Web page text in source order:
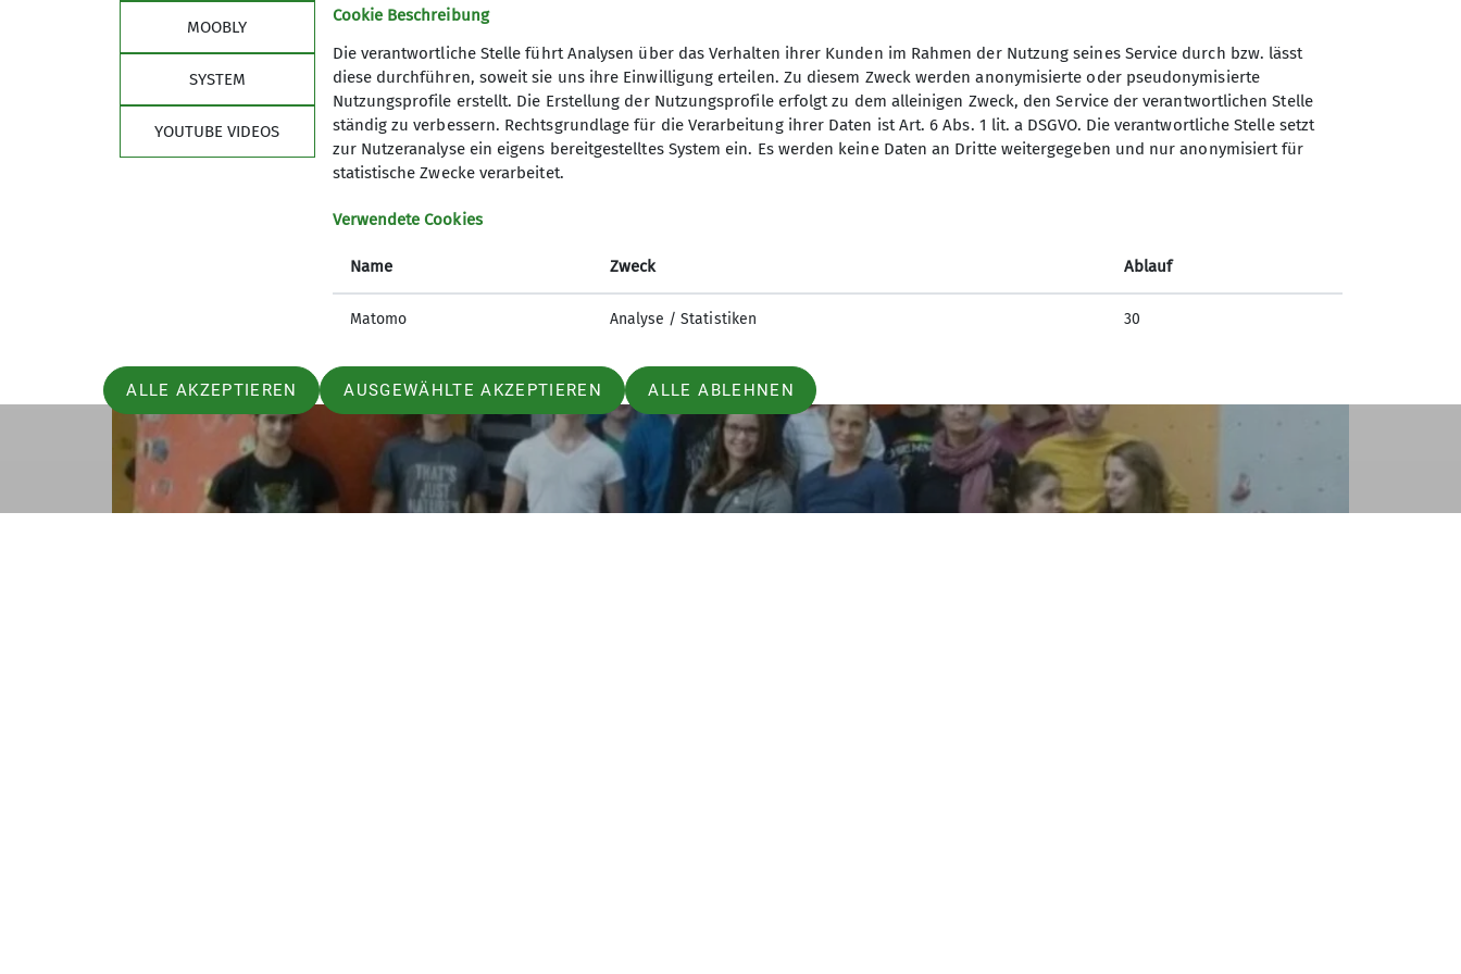
geplante Ausfahrt gesprochen. Denn für das Jahr 2013 haben sich die Jugendleiter mit ihren Teams wieder einiges einfallen lassen. So wird
es auch in den nächsten 12 Monaten nicht langweilig werden und die Leiter der Freitagskletterjugend II freuen sich über rege Teilnahme
bei den Ausfahrten der Jugendgruppe.
MOOBLY
SYSTEM
YOUTUBE VIDEOS
Cookie Beschreibung
Die verantwortliche Stelle führt Analysen über das Verhalten ihrer Kunden im Rahmen der Nutzung seines Service durch bzw. lässt
diese durchführen, soweit sie uns ihre Einwilligung erteilen. Zu diesem Zweck werden anonymisierte oder pseudonymisierte
Nutzungsprofile erstellt. Die Erstellung der Nutzungsprofile erfolgt zu dem alleinigen Zweck, den Service der verantwortlichen Stelle
ständig zu verbessern. Rechtsgrundlage für die Verarbeitung ihrer Daten ist Art. 6 Abs. 1 lit. a DSGVO. Die verantwortliche Stelle setzt
zur Nutzeranalyse ein eigens bereitgestelltes System ein. Es werden keine Daten an Dritte weitergegeben und nur anonymisiert für
statistische Zwecke verarbeitet.
Verwendete Cookies
Name Zweck Ablauf
Matomo Analyse / Statistiken 30
ALLE AKZEPTIEREN AUSGEWÄHLTE AKZEPTIEREN ALLE ABLEHNEN